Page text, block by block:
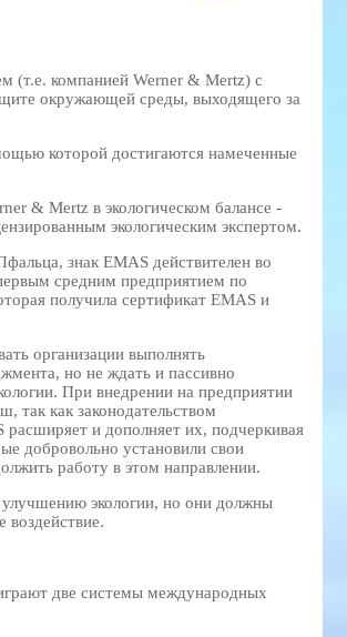
(т.е. компанией Werner & Mertz) с
окружающей среды, выходящего за
которой достигаются намеченные
& Mertz в экологическом балансе -
экологическим экспертом.
знак EMAS действителен во
средним предприятием по
получила сертификат EMAS и
организации выполнять
но не ждать и пассивно
При внедрении на предприятии
так как законодательством
и дополняет их, подчеркивая
добровольно установили свои
работу в этом направлении.
улучшению экологии, но они должны
воздействие.
две системы международных